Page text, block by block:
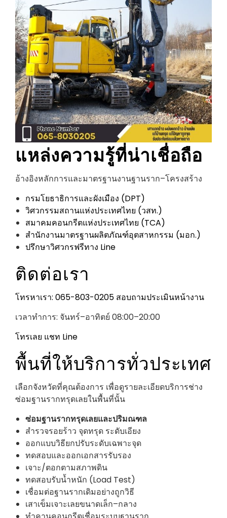
แหล่งความรู้ที่น่าเชื่อถือ
อ้างอิงหลักการและมาตรฐานงานฐานราก–โครงสร้าง
กรมโยธาธิการและผังเมือง (DPT)
วิศวกรรมสถานแห่งประเทศไทย (วสท.)
สมาคมคอนกรีตแห่งประเทศไทย (TCA)
สำนักงานมาตรฐานผลิตภัณฑ์อุตสาหกรรม (มอก.)
ปรึกษาวิศวกรฟรีทาง Line
ติดต่อเรา
โทรหาเรา: 065-803-0205 สอบถามประเมินหน้างาน
เวลาทำการ: จันทร์–อาทิตย์ 08:00–20:00
โทรเลย แชท Line
พื้นที่ให้บริการทั่วประเทศ
เลือกจังหวัดที่คุณต้องการ เพื่อดูรายละเอียดบริการช่าง
ซ่อมฐานรากทรุดเลยในพื้นที่นั้น
ซ่อมฐานรากทรุดเลยและปริมณฑล
สำรวจรอยร้าว จุดทรุด ระดับเอียง
ออกแบบวิธียกปรับระดับเฉพาะจุด
ทดสอบและออกเอกสารรับรอง
เจาะ/ตอกตามสภาพดิน
ทดสอบรับน้ำหนัก (Load Test)
เชื่อมต่อฐานรากเดิมอย่างถูกวิธี
เสาเข็มเจาะเลยขนาดเล็ก–กลาง